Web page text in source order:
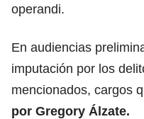
operandi.
En audiencias
imputación por los
mencionados, cargos
por Gregory Álzate.